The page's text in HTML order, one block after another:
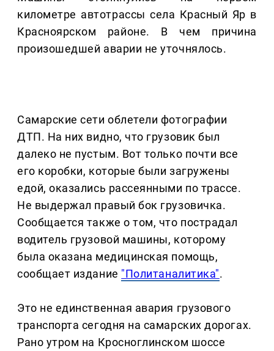
километре автотрассы села Красный Яр в
Красноярском районе. В чем причина
произошедшей аварии не уточнялось.
Самарские сети облетели фотографии
ДТП. На них видно, что грузовик был
далеко не пустым. Вот только почти все
его коробки, которые были загружены
едой, оказались рассеянными по трассе.
Не выдержал правый бок грузовичка.
Сообщается также о том, что пострадал
водитель грузовой машины, которому
была оказана медицинская помощь,
сообщает издание "Политаналитика".
Это не единственная авария грузового
транспорта сегодня на самарских дорогах.
Рано утром на Кросноглинском шоссе